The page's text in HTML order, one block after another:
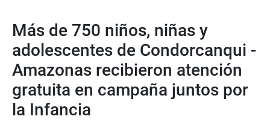
Más de 750 niños, niñas y
adolescentes de Condorcanqui -
Amazonas recibieron atención
gratuita en campaña juntos por
la Infancia